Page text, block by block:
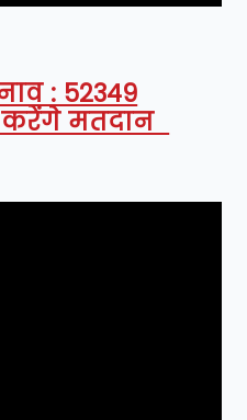
: 52349
करेंगे मतदान